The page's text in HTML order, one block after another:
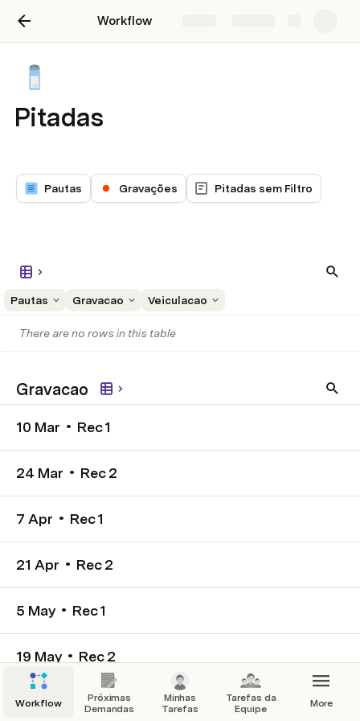
Workflow
Pitadas
Pautas Gravações Pitadas sem Filtro
Pautas Gravacao Veiculacao
There are no rows in this table
Gravacao
10 Mar • Rec 1
24 Mar • Rec 2
7 Apr • Rec 1
21 Apr • Rec 2
5 May • Rec 1
19 May • Rec 2
2 Jun • Rec 1
Workflow
Próximas
Demandas
Minhas
Tarefas
Tarefas da
Equipe
More